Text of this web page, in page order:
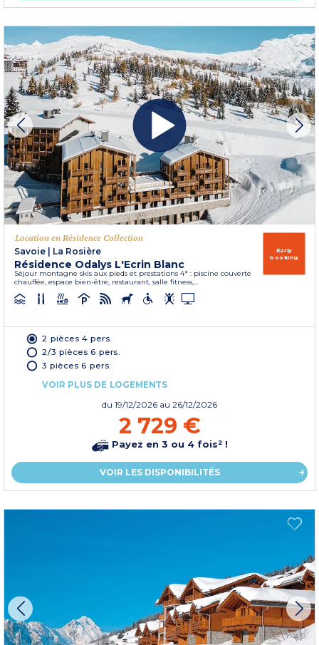
Location en Résidence Collection
Savoie | La Rosière
Résidence Odalys L'Ecrin Blanc
Séjour montagne skis aux pieds et prestations 4* : piscine couverte
chauffée, espace bien-être, restaurant, salle fitness,...
Early
booking
2 pièces 4 pers.
2/3 pièces 6 pers.
3 pièces 6 pers.
VOIR PLUS DE LOGEMENTS
du 19/12/2026 au 26/12/2026
2 729 €
Payez en 3 ou 4 fois² !
VOIR LES DISPONIBILITÉS